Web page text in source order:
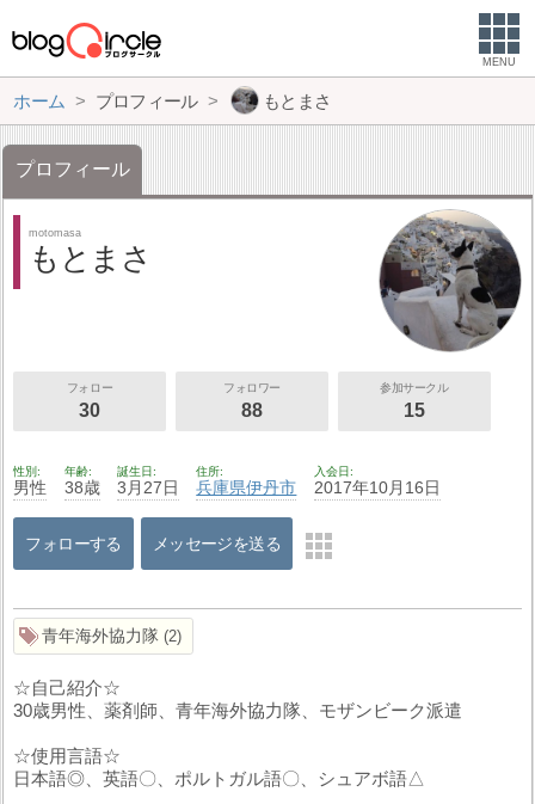
MENU
ホーム プロフィール もとまさ
プロフィール
motomasa
もとまさ
フォロー
30
フォロワー
88
参加サークル
15
性別
男性
年齢
38歳
誕生日
3月27日
住所
兵庫県伊丹市
入会日
2017年10月16日
フォローする メッセージを送る
青年海外協力隊 2
☆自己紹介☆
30歳男性、薬剤師、青年海外協力隊、モザンビーク派遣
☆使用言語☆
日本語◎、英語〇、ポルトガル語〇、シュアボ語△